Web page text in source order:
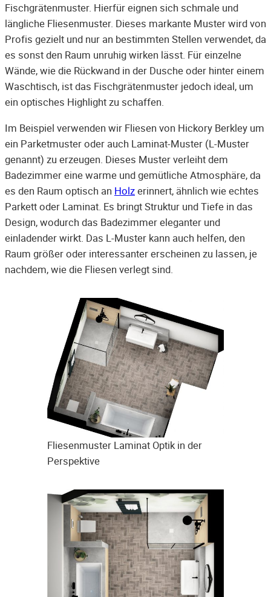
Fischgrätenmuster. Hierfür eignen sich schmale und
längliche Fliesenmuster. Dieses markante Muster wird von
Profis gezielt und nur an bestimmten Stellen verwendet, da
es sonst den Raum unruhig wirken lässt. Für einzelne
Wände, wie die Rückwand in der Dusche oder hinter einem
Waschtisch, ist das Fischgrätenmuster jedoch ideal, um
ein optisches Highlight zu schaffen.
Im Beispiel verwenden wir Fliesen von Hickory Berkley um
ein Parketmuster oder auch Laminat-Muster (L-Muster
genannt) zu erzeugen. Dieses Muster verleiht dem
Badezimmer eine warme und gemütliche Atmosphäre, da
es den Raum optisch an Holzerinnert, ähnlich wie echtes
Parkett oder Laminat. Es bringt Struktur und Tiefe in das
Design, wodurch das Badezimmer eleganter und
einladender wirkt. Das L-Muster kann auch helfen, den
Raum größer oder interessanter erscheinen zu lassen, je
nachdem, wie die Fliesen verlegt sind.
Fliesenmuster Laminat Optik in der
Perspektive